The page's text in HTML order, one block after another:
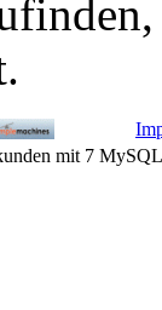
mit 7